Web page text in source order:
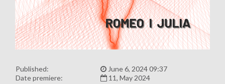
Published:
June 6, 2024 09:37
Date premiere:
11, May 2024